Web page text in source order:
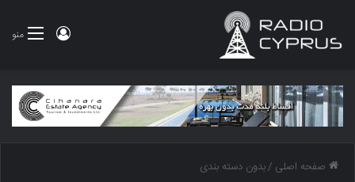
منو ورود
صفحه اصلی /بدون دسته بندی